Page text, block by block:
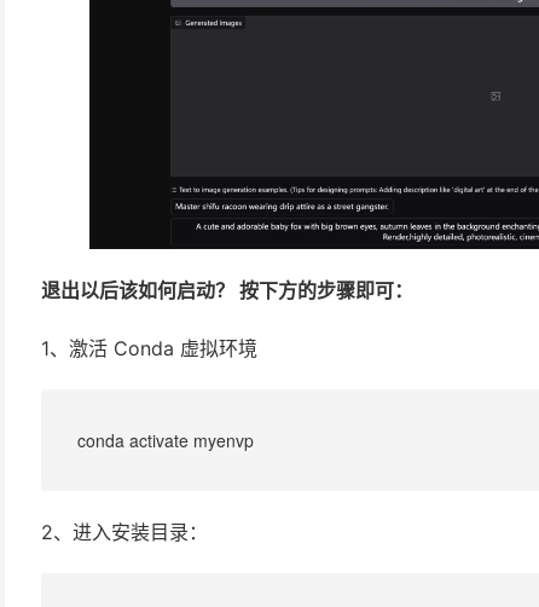
退出以后该如何启动？ 按下方的步骤即可：
1、激活 Conda 虚拟环境
conda activate myenvp
2、进入安装目录：